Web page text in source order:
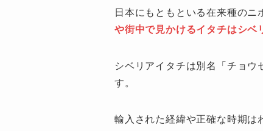
日本にもともといる在来種のニ
や街中で見かけるイタチはシベ
シベリアイタチは別名「チョウ
す。
輸入された経緯や正確な時期は